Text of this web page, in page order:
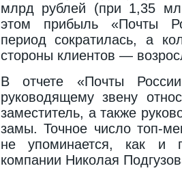
млрд рублей (при 1,35
этом прибыль «Почты
период сократилась, а
стороны клиентов —
В отчете «Почты
руководящему звену
заместитель, а также
замы. Точное число топ-
не упоминается, как и
компании Николая